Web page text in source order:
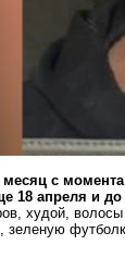
с
апреля и до
худой,
зеленую